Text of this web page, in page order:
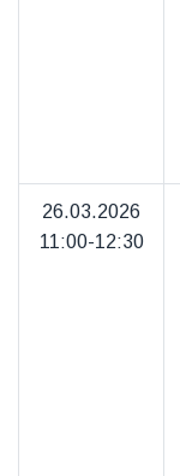
26.03.2026
11:00-12:30